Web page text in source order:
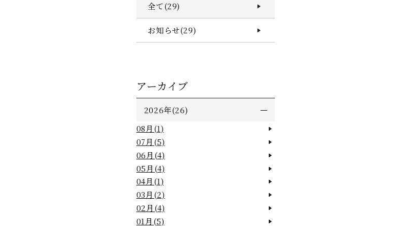
全て(29)
お知らせ(29)
アーカイブ
2026年(26)
08月(1)
07月(5)
06月(4)
05月(4)
04月(1)
03月(2)
02月(4)
01月(5)